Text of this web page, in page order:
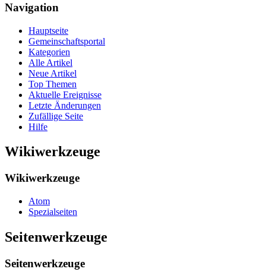
Navigation
Hauptseite
Gemeinschaftsportal
Kategorien
Alle Artikel
Neue Artikel
Top Themen
Aktuelle Ereignisse
Letzte Änderungen
Zufällige Seite
Hilfe
Wikiwerkzeuge
Wikiwerkzeuge
Atom
Spezialseiten
Seitenwerkzeuge
Seitenwerkzeuge